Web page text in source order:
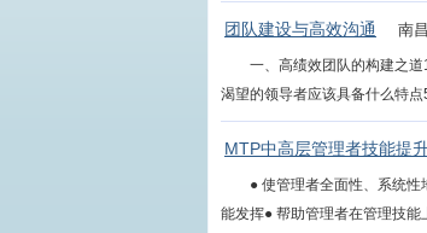
团队建设与高效沟通 南
一、高绩效团队的构建之道
渴望的领导者应该具备什么特
MTP中高层管理者技能提
● 使管理者全面性、系统
能发挥● 帮助管理者在管理技